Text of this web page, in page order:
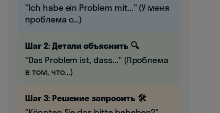
"Ich habe ein Problem mit..." (У меня
проблема с...)
Шаг 2: Детали объяснить 🔍
"Das Problem ist, dass..." (Проблема
в том, что...)
Шаг 3: Решение запросить 🛠️